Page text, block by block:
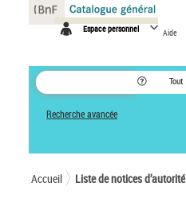
Espace personnel Aide
Tout
Recherche avancée
Accueil Liste de notices d’autorité
Panneau de gestion des cookies